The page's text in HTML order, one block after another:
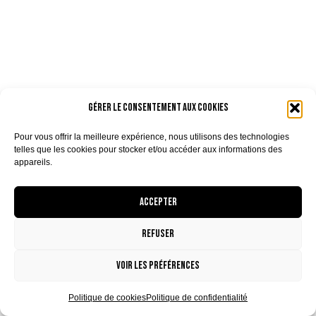
Gérer le consentement aux cookies
Pour vous offrir la meilleure expérience, nous utilisons des technologies
telles que les cookies pour stocker et/ou accéder aux informations des
appareils.
Accepter
Refuser
Voir les préférences
Politique de cookiesPolitique de confidentialité